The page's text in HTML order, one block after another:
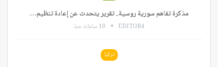
مذكرة تفاهم سورية روسية.. تقرير يتحدث عن إعادة تنظيم…
EDITOR4 10 ساعات منذ
تركيا